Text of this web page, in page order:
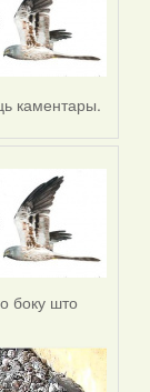
каментары.
боку што